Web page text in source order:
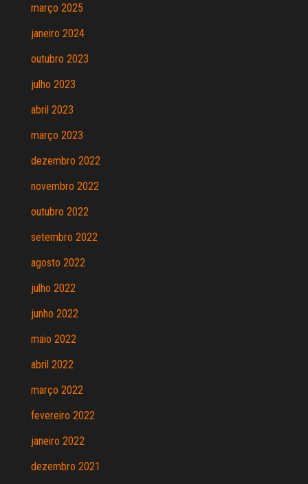
março 2025
janeiro 2024
outubro 2023
julho 2023
abril 2023
março 2023
dezembro 2022
novembro 2022
outubro 2022
setembro 2022
agosto 2022
julho 2022
junho 2022
maio 2022
abril 2022
março 2022
fevereiro 2022
janeiro 2022
dezembro 2021